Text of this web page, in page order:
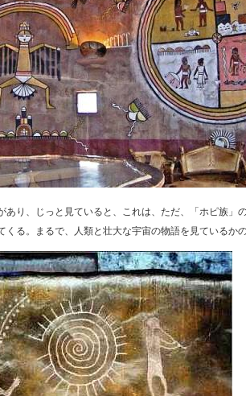
あり、じっと見ていると、これは、ただ、「ホピ族」
くる。まるで、人類と壮大な宇宙の物語を見ているかの